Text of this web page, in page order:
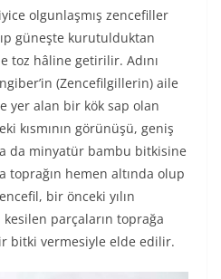
olgunlaşmış zencefiller
güneşte kurutulduktan
toz hâline getirilir. Adını
(Zencefilgillerin) aile
yer alan bir kök sap olan
kısmının görünüşü, geniş
da minyatür bambu bitkisine
toprağın hemen altında olup
bir önceki yılın
parçaların toprağa
bitki vermesiyle elde edilir.